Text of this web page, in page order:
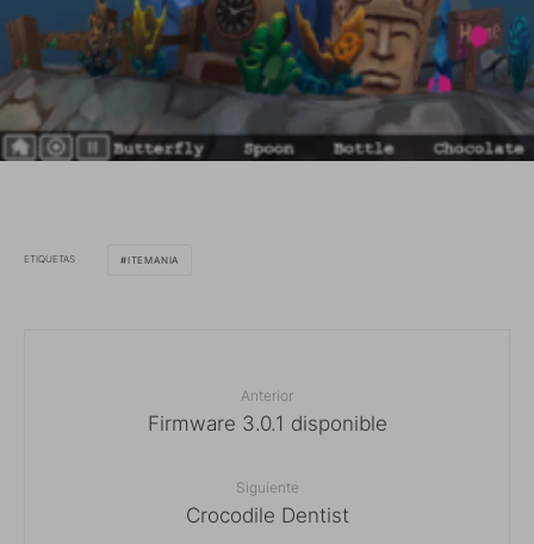
ETIQUETAS ITEMANIA
Anterior
Firmware 3.0.1 disponible
Siguiente
Crocodile Dentist